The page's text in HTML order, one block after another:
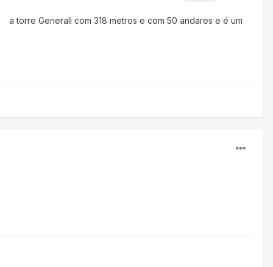
a torre Generali com 318 metros e com 50 andares e é um